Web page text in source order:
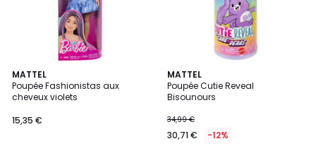
MATTEL
Poupée Fashionistas aux
cheveux violets
15,35 €
MATTEL
Poupée Cutie Reveal
Bisounours
34,99 €
30,71 € -12%